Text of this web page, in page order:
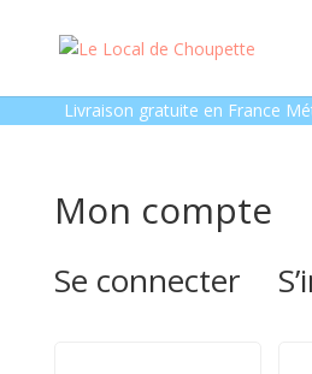
Livraison gratuite en France
Mon compte
Se connecter